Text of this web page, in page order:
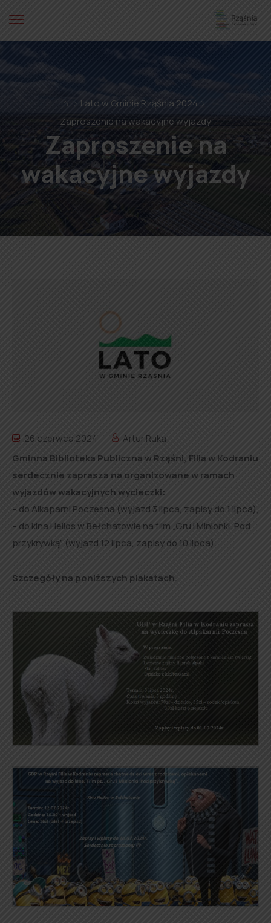
⌂
Lato w Gminie Rząśnia 2024
Zaproszenie na wakacyjne wyjazdy
Zaproszenie na
wakacyjne wyjazdy
26 czerwca 2024
Artur Ruka
Gminna Biblioteka Publiczna w Rząśni, Filia w Kodraniu
serdecznie zaprasza na organizowane w ramach
wyjazdów wakacyjnych wycieczki:
– do Alkaparni Poczesna (wyjazd 3 lipca, zapisy do 1 lipca),
– do kina Helios w Bełchatowie na film „Gru i Minionki. Pod
przykrywką” (wyjazd 12 lipca, zapisy do 10 lipca).
Szczegóły na poniższych plakatach.